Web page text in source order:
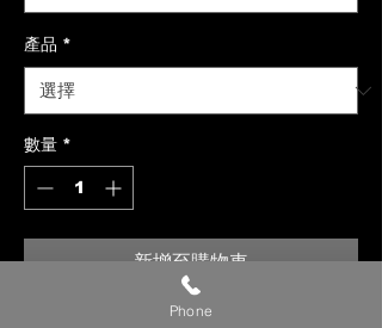
產品 *
數量 *
新增至購物車
Phone